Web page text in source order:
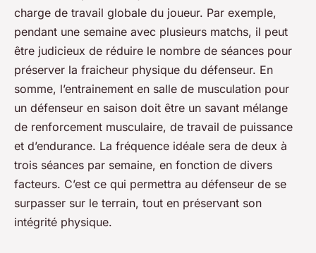
charge de travail globale du joueur. Par exemple,
pendant une semaine avec plusieurs matchs, il peut
être judicieux de réduire le nombre de séances pour
préserver la fraicheur physique du défenseur. En
somme, l’entrainement en salle de musculation pour
un défenseur en saison doit être un savant mélange
de renforcement musculaire, de travail de puissance
et d’endurance. La fréquence idéale sera de deux à
trois séances par semaine, en fonction de divers
facteurs. C’est ce qui permettra au défenseur de se
surpasser sur le terrain, tout en préservant son
intégrité physique.